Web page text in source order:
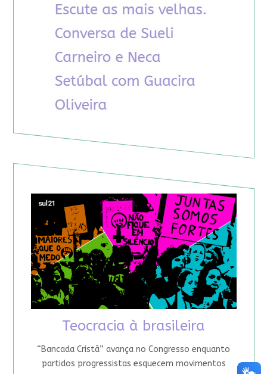
Teocracia à brasileira
“Bancada Cristã” avança no Congresso enquanto
partidos progressistas esquecem movimentos